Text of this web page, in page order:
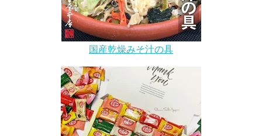
国産乾燥みそ汁の具